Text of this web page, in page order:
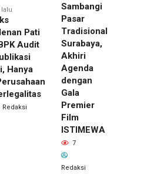
Pati
Audit
Hanya
Redaksi
Sambangi
Pasar
Tradisional
Surabaya,
Akhiri
Agenda
dengan
Gala
Premier
Film
ISTIMEWA
7
Redaksi